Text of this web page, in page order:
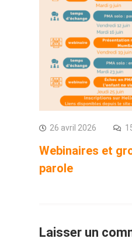
26 avril 2026
Webinaires et
parole
Laisser un